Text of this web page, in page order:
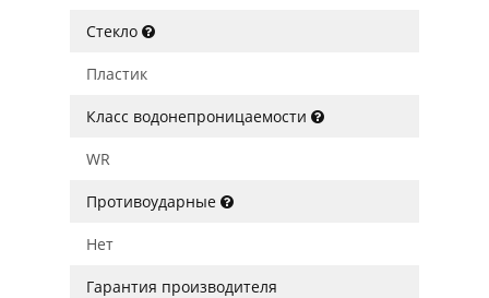
Стекло
Пластик
Класс водонепроницаемости
WR
Противоударные
Нет
Гарантия производителя